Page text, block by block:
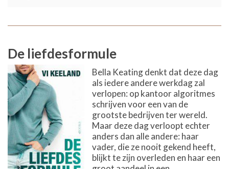
De liefdesformule
Bella Keating denkt dat deze dag
als iedere andere werkdag zal
verlopen: op kantoor algoritmes
schrijven voor een van de
grootste bedrijven ter wereld.
Maar deze dag verloopt echter
anders dan alle andere: haar
vader, die ze nooit gekend heeft,
blijkt te zijn overleden en haar een